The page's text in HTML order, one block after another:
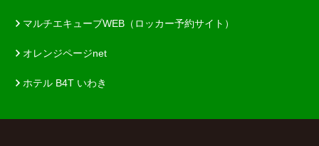
マルチエキューブWEB（ロッカー予約サイト）
オレンジページnet
ホテル B4T いわき